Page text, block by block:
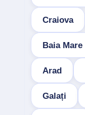
Craiova
Baia Mare
Arad
Galați